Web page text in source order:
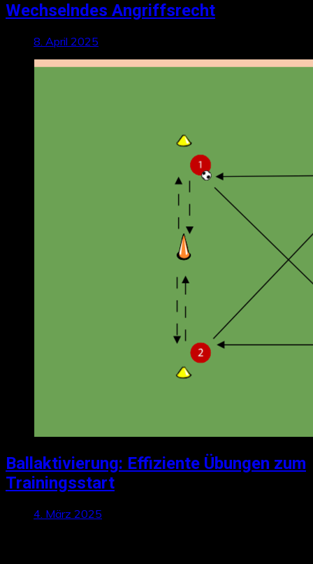
Wechselndes Angriffsrecht
8. April 2025
Ballaktivierung: Effiziente Übungen zum
Trainingsstart
4. März 2025